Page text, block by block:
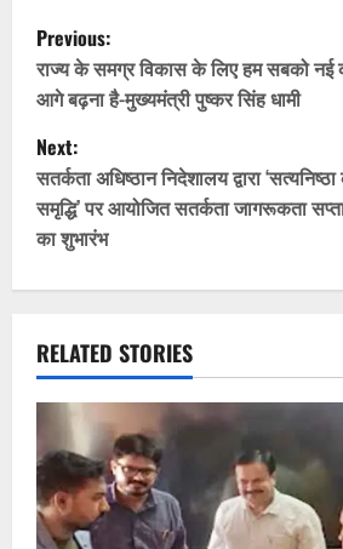
P
o
s
t
n
a
v
i
g
a
t
Previous:
राज्य के समग्र विकास के लिए हम सबको नई
आगे बढ़ना है-मुख्यमंत्री पुष्कर सिंह धामी
Next:
सतर्कता अधिष्ठान निदेशालय द्वारा
समृद्धि’ पर आयोजित सतर्कता जागरूकता
का शुभारंभ
RELATED STORIES